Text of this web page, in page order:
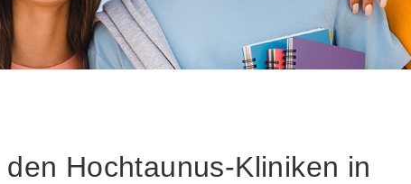
den Hochtaunus-Kliniken in